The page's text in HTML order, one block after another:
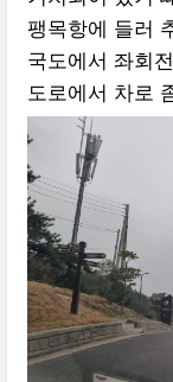
팽목항에 들러
국도에서 좌회
도로에서 차로